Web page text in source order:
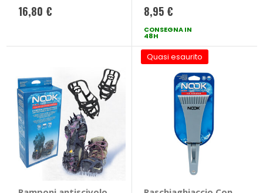
16,80 € 8,95 €
CONSEGNA IN
48H
Quasi esaurito